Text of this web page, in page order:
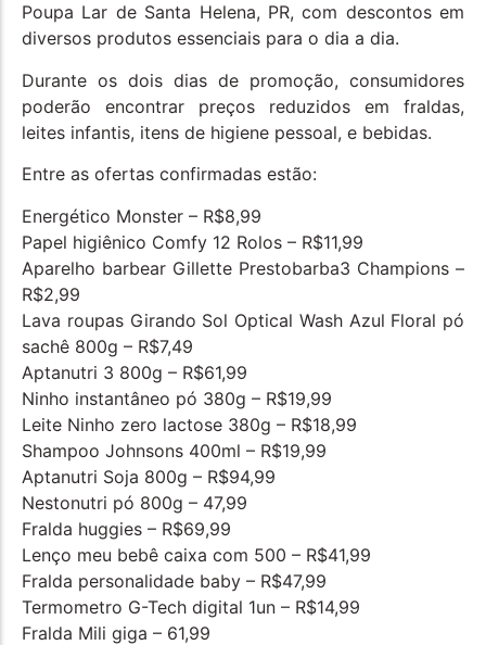
Poupa Lar de Santa Helena, PR, com descontos em
diversos produtos essenciais para o dia a dia.
Durante os dois dias de promoção, consumidores
poderão encontrar preços reduzidos em fraldas,
leites infantis, itens de higiene pessoal, e bebidas.
Entre as ofertas confirmadas estão:
Energético Monster – R$8,99
Papel higiênico Comfy 12 Rolos – R$11,99
Aparelho barbear Gillette Prestobarba3 Champions –
R$2,99
Lava roupas Girando Sol Optical Wash Azul Floral pó
sachê 800g – R$7,49
Aptanutri 3 800g – R$61,99
Ninho instantâneo pó 380g – R$19,99
Leite Ninho zero lactose 380g – R$18,99
Shampoo Johnsons 400ml – R$19,99
Aptanutri Soja 800g – R$94,99
Nestonutri pó 800g – 47,99
Fralda huggies – R$69,99
Lenço meu bebê caixa com 500 – R$41,99
Fralda personalidade baby – R$47,99
Termometro G-Tech digital 1un – R$14,99
Fralda Mili giga – 61,99